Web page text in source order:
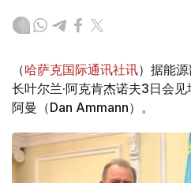
（哈萨克国际通讯社讯）据能
长叶尔兰·阿克肯杰诺夫3日会
阿曼（Dan Ammann）。